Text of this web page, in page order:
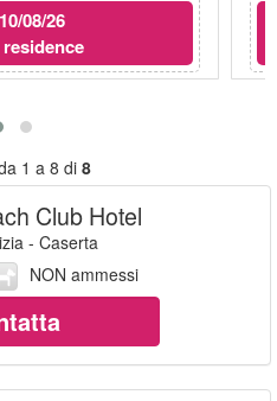
10/08/26
1 a 8 di 8
Club Hotel
- Caserta
NON ammessi